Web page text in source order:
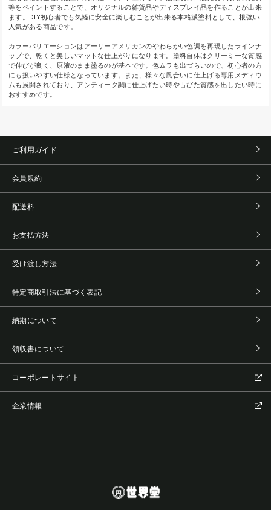
等をペイントすることで、オリジナルの雑貨品やディスプレイ品を作ることが出来
ます。DIY初心者でも気軽に安全に楽しむことが出来る本格派塗料として、根強い
人気がある商品です。
カラーバリエーションはアーリーアメリカンのやわらかい色調を再現したラインナ
ップで、乾くと美しいマットな仕上がりになります。塗料自体はクリーミーな質感
で伸びが良く、原液のまま塗るのが基本です。色ムラも出づらいので、初心者の方
にも扱いやすい仕様となっています。また、様々な風合いに仕上げる専用メディウ
ムも展開されており、アンティーク調に仕上げたい時や古びた質感を出したい時に
おすすめです。
ご利用ガイド
会員規約
配送料
お支払方法
受け渡し方法
特定商取引法に基づく表記
納期について
領収書について
コーポレートサイト
企業情報